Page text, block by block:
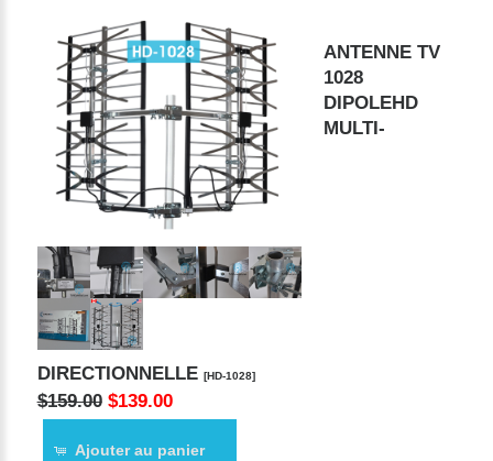
ANTENNE TV
1028
DIPOLEHD
MULTI-
DIRECTIONNELLE [HD-1028]
$159.00 $139.00
Ajouter au panier